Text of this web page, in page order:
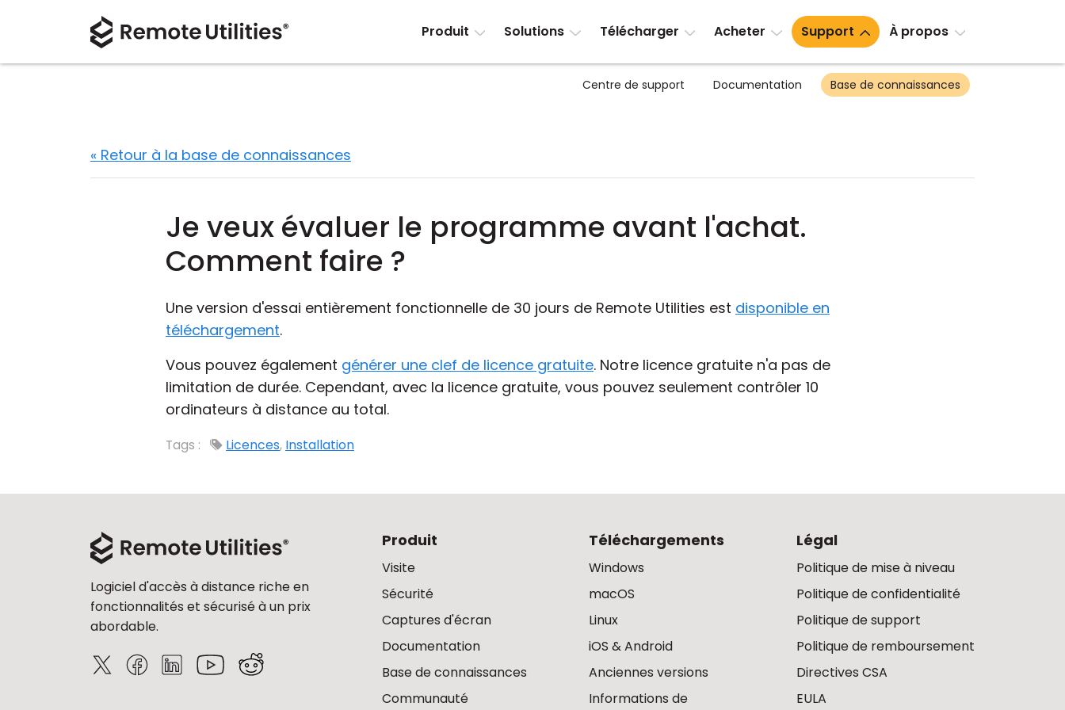
Produit Solutions Télécharger Acheter Support À propos
Centre de support Documentation Base de connaissances
« Retour à la base de connaissances
Je veux évaluer le programme avant l'achat.
Comment faire ?
Une version d'essai entièrement fonctionnelle de 30 jours de Remote Utilities est disponible en
téléchargement.
Vous pouvez également générer une clef de licence gratuite. Notre licence gratuite n'a pas de
limitation de durée. Cependant, avec la licence gratuite, vous pouvez seulement contrôler 10
ordinateurs à distance au total.
Tags : Licences, Installation
Logiciel d'accès à distance riche en
fonctionnalités et sécurisé à un prix
abordable.
Produit
Visite
Sécurité
Captures d'écran
Documentation
Base de connaissances
Communauté
Téléchargements
Windows
macOS
Linux
iOS & Android
Anciennes versions
Informations de
Légal
Politique de mise à niveau
Politique de confidentialité
Politique de support
Politique de remboursement
Directives CSA
EULA